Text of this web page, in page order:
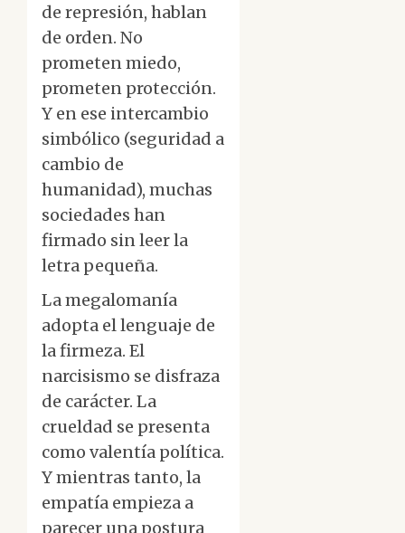
de represión, hablan
de orden. No
prometen miedo,
prometen protección.
Y en ese intercambio
simbólico (seguridad a
cambio de
humanidad), muchas
sociedades han
firmado sin leer la
letra pequeña.
La megalomanía
adopta el lenguaje de
la firmeza. El
narcisismo se disfraza
de carácter. La
crueldad se presenta
como valentía política.
Y mientras tanto, la
empatía empieza a
parecer una postura